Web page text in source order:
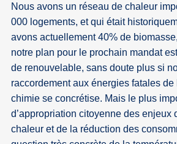
Nous avons un réseau de chaleur
000 logements, et qui était
avons actuellement 40% de
notre plan pour le prochain mandat
de renouvelable, sans doute plus si
raccordement aux énergies fatales
chimie se concrétise. Mais le plus
d’appropriation citoyenne des enjeux
chaleur et de la réduction des